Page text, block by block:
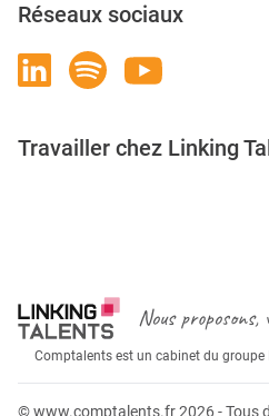
Réseaux sociaux
Travailler chez Linking
Nous proposons,
Comptalents est un cabinet du groupe
© www.comptalents.fr 2026 - Tous